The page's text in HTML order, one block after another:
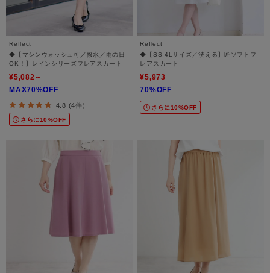
Reflect
◆【マシンウォッシュ可／撥水／雨の日
OK！】レインシリーズフレアスカート
¥5,082～
MAX70%OFF
4.8 (4件)
さらに10%OFF
Reflect
◆【SS-4Lサイズ／洗える】匠ソフトフ
レアスカート
¥5,973
70%OFF
さらに10%OFF